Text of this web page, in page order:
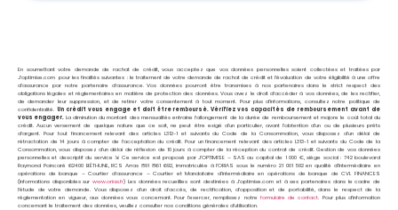
En soumettant votre demande de rachat de crédit, vous acceptez que vos données personnelles soient collectées et traitées par
J’optimise.com pour les finalités suivantes : le traitement de votre demande de rachat de crédit et l’évaluation de votre éligibilité à une offre
d’assurance par notre partenaire d’assurance. Vos données pourront être transmises à nos partenaires dans le strict respect des
obligations légales et réglementaires en matière de protection des données. Vous avez le droit d’accéder à vos données, de les rectifier,
de demander leur suppression, et de retirer votre consentement à tout moment. Pour plus d’informations, consultez notre politique de
confidentialité. Un crédit vous engage et doit être remboursé. Vérifiez vos capacités de remboursement avant de
vous engager. La diminution du montant des mensualités entraine l’allongement de la durée de remboursement et majore le coût total du
crédit. Aucun versement de quelque nature que ce soit, ne peut être exigé d’un particulier, avant l’obtention d’un ou de plusieurs prêts
d’argent. Pour tout financement relevant des articles L312-1 et suivants du Code de la Consommation, vous disposez d’un délai de
rétractation de 14 jours à compter de l’acceptation du crédit. Pour un financement relevant des articles L313-1 et suivants du Code de la
Consommation, vous disposez d’un délai de réflexion de 10 jours à compter de la réception du contrat de crédit. Gestion de vos données
personnelles et descriptif du service ⇲ Ce service est proposé par J’OPTIMISE – SAS au capital de 1 000 €, siège social : 742 boulevard
Raymond Poincaré 62400 BÉTHUNE, RCS Arras 891 861 692, immatriculée à l’ORIAS sous le numéro 21 001 592 en qualité d’Intermédiaire en
opérations de banque – Courtier d’assurance – Courtier et Mandataire d’intermédiaire en opérations de banque de CVL FINANCES
(Informations disponibles sur www.orias.fr) Les données recueillies sont destinées à J’optimise.com et à ses partenaires dans le cadre de
l’étude de votre demande. Vous disposez d’un droit d’accès, de rectification, d’opposition et de portabilité, dans le respect de la
réglementation en vigueur, aux données vous concernant. Pour l’exercer, remplissez notre formulaire de contact. Pour plus d’information
concernant le traitement des données, veuillez consulter nos conditions générales d’utilisation.